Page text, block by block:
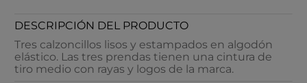
DESCRIPCIÓN DEL PRODUCTO
Tres calzoncillos lisos y estampados en algodón
elástico. Las tres prendas tienen una cintura de
tiro medio con rayas y logos de la marca.